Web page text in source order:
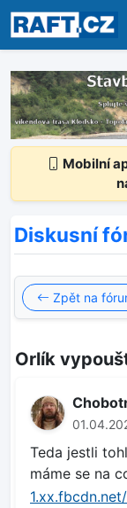
Registrace
Mobilní
Diskusní
Zpět na
Orlík
Teda jestli
máme se na